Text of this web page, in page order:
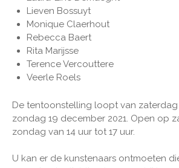
Lieven Bossuyt
Monique Claerhout
Rebecca Baert
Rita Marijsse
Terence Vercouttere
Veerle Roels
De tentoonstelling loopt van zaterdag
zondag 19 december 2021. Open op
zondag van 14 uur tot 17 uur.
U kan er de kunstenaars ontmoeten